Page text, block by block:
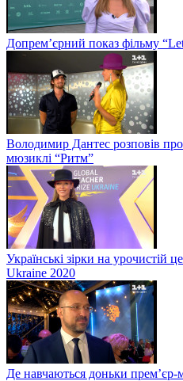
Допрем’єрний показ фільму
Володимир Дантес розповів
мюзиклі “Ритм”
Українські зірки на урочистій
Ukraine 2020
Де навчаються доньки